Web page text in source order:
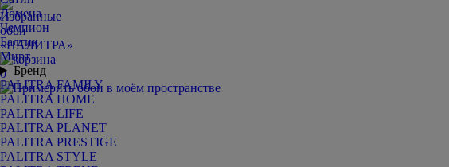
0
Домена
Чемпион
Балтик
Мирт
Бренд
PALITRA FAMILY
PALITRA HOME
PALITRA LIFE
PALITRA PLANET
PALITRA PRESTIGE
PALITRA STYLE